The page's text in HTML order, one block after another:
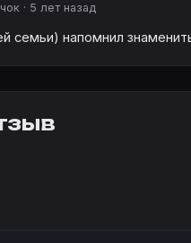
· 5 лет назад
семьи) напомнил